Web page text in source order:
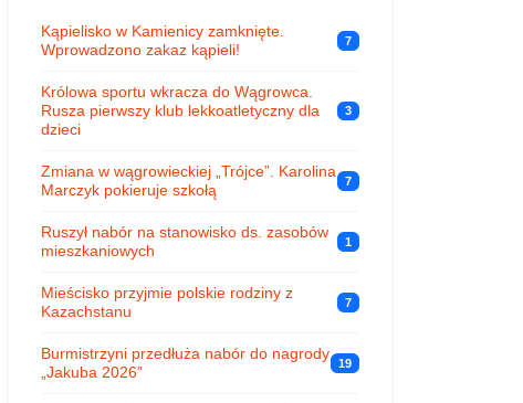
Kąpielisko w Kamienicy zamknięte.
Wprowadzono zakaz kąpieli!
7
Królowa sportu wkracza do Wągrowca.
Rusza pierwszy klub lekkoatletyczny dla
dzieci
3
Zmiana w wągrowieckiej „Trójce”. Karolina
Marczyk pokieruje szkołą
7
Ruszył nabór na stanowisko ds. zasobów
mieszkaniowych
1
Mieścisko przyjmie polskie rodziny z
Kazachstanu
7
Burmistrzyni przedłuża nabór do nagrody
„Jakuba 2026”
19